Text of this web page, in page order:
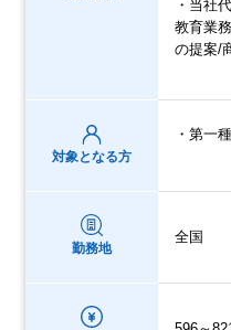
・当社
教育業
の提案/
対象となる方
・第一
勤務地
全国